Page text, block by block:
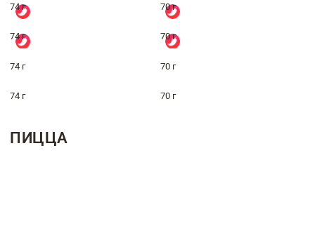
74 г 70 г
74 г 70 г
74 г 70 г
74 г 70 г
ПИЦЦА